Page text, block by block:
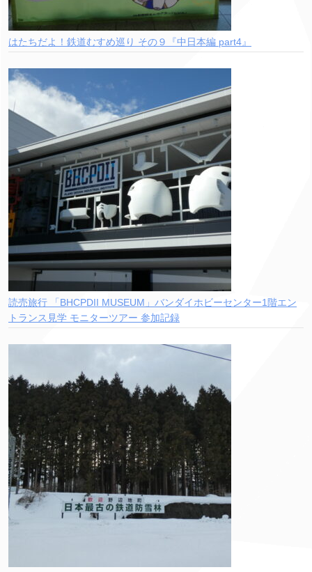
はたちだよ！鉄道むすめ巡り その９『中日本編 part4』
読売旅行 「BHCPDII MUSEUM」バンダイホビーセンター1階エン
トランス見学 モニターツアー 参加記録